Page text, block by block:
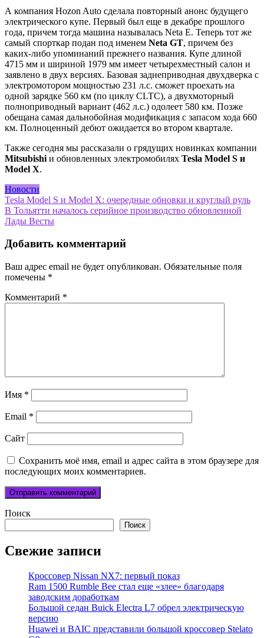
А компания Hozon Auto сделала повторный анонс будущего
электрического купе. Первый был еще в декабре прошлого
года, причем тогда машина называлась Neta E. Теперь тот же
самый спорткар подан под именем Neta GT, причем без
каких-либо упоминаний прежнего названия. Купе длиной
4715 мм и шириной 1979 мм имеет четырехместный салон и
заявлено в двух версиях. Базовая заднеприводная двухдверка с
электромотором мощностью 231 л.с. сможет проехать на
одной зарядке 560 км (по циклу CLTC), а двухмоторный
полноприводный вариант (462 л.с.) одолеет 580 км. Позже
обещана самая дальнобойная модификация с запасом хода 660
км. Полноценный дебют ожидается во втором квартале.
Также сегодня мы рассказали о грядущих новинках компании
Mitsubishi и обновленных электромобилях Tesla Model S и
Model X.
Новости
Навигация
по
Tesla Model S и Model X: очередные обновки и круглый руль
В Тольятти началось серийное производство обновленной
Лады Весты
Добавить комментарий
Ваш адрес email не будет опубликован. Обязательные поля
помечены *
Комментарий *
Имя *
Email *
Сайт
Сохранить моё имя, email и адрес сайта в этом браузере для
последующих моих комментариев.
Поиск
Поиск
Свежие записи
Кроссовер Nissan NX7: первый показ
Ram 1500 Rumble Bee стал еще «злее» благодаря
заводским доработкам
Большой седан Buick Electra L7 обрел электрическую
версию
Huawei и BAIC представили большой кроссовер Stelato